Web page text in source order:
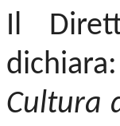
Il
Cultura